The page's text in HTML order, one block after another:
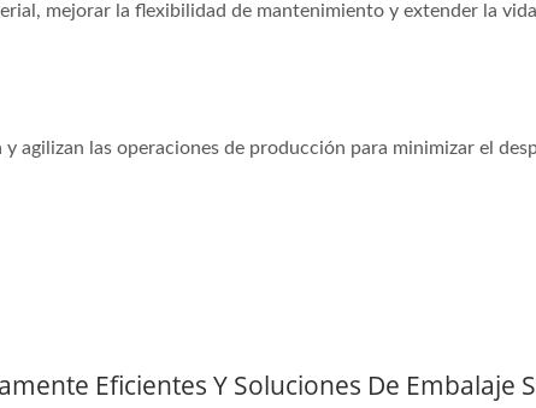
mejorar la flexibilidad de mantenimiento y extender la
agilizan las operaciones de producción para minimizar el
Eficientes Y Soluciones De Embalaje